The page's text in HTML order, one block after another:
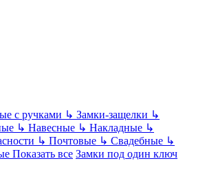
с ручками ↳ Замки-защелки ↳
↳ Навесные ↳ Накладные ↳
↳ Почтовые ↳ Свадебные ↳
Показать все Замки под один ключ